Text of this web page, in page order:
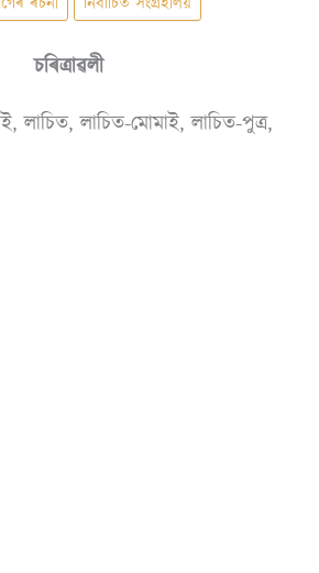
চৰিত্ৰাৱলী
লাচিত, লাচিত-মোমাই, লাচিত-পুত্র,